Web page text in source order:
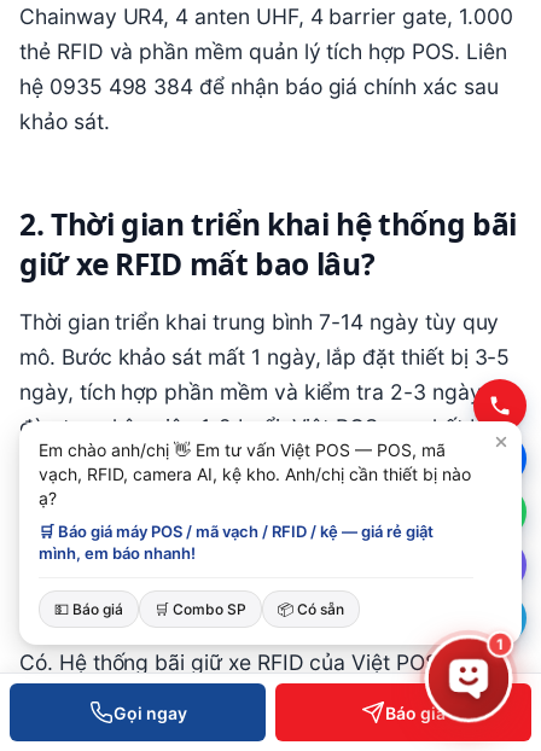
Gọi ngay Báo giá
Chainway UR4, 4 anten UHF, 4 barrier gate, 1.000
thẻ RFID và phần mềm quản lý tích hợp POS. Liên
hệ 0935 498 384 để nhận báo giá chính xác sau
khảo sát.
2. Thời gian triển khai hệ thống bãi
giữ xe RFID mất bao lâu?
Thời gian triển khai trung bình 7-14 ngày tùy quy
mô. Bước khảo sát mất 1 ngày, lắp đặt thiết bị 3-5
ngày, tích hợp phần mềm và kiểm tra 2-3 ngày,
đào tạo nhân viên 1-2 buổi. Việt POS cam kết bàn
giao đúng tiến độ.
3. Hệ thống RFID có tích hợp với
phần mềm POS hiện tại không?
Có. Hệ thống bãi giữ xe RFID của Việt POS tích
hợp trực tiếp với phần mềm POS của Việt POS,
đồng bộ doanh thu, xuất hóa đơn điện tử và báo
1
Em chào anh/chị 👋 Em tư vấn Việt POS — POS, mã
vạch, RFID, camera AI, kệ kho. Anh/chị cần thiết bị nào
ạ?
🛒 Báo giá máy POS / mã vạch / RFID / kệ — giá rẻ giật
mình, em báo nhanh!
💵 Báo giá 🛒 Combo SP 📦 Có sẵn